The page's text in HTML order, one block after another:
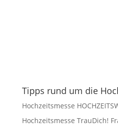
Tipps rund um die
Hochzeitsmesse
Hochzeitsmesse TrauDich!